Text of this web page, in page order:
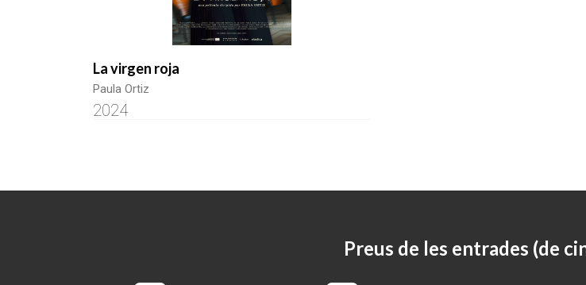
La virgen roja
Paula Ortiz
2024
Preus de les entrades (de